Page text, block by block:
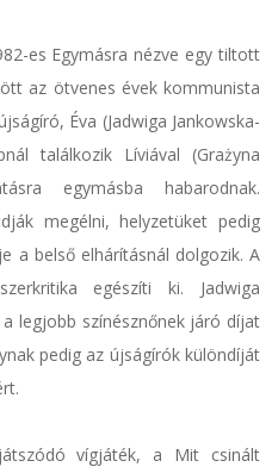
es Egymásra nézve egy tiltott
az ötvenes évek kommunista
Éva (Jadwiga Jankowska-
találkozik Líviával (Grażyna
egymásba habarodnak.
megélni, helyzetüket pedig
a belső elhárításnál dolgozik. A
egészíti ki. Jadwiga
legjobb színésznőnek járó díjat
pedig az újságírók különdíját
vígjáték, a Mit csinált